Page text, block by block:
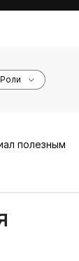
Роли
полезным